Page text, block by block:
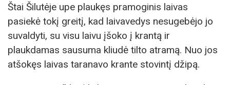
Štai Šilutėje upe plaukęs pramoginis laivas
pasiekė tokį greitį, kad laivavedys nesugebėjo jo
suvaldyti, su visu laivu įšoko į krantą ir
plaukdamas sausuma kliudė tilto atramą. Nuo jos
atšokęs laivas taranavo krante stovintį džipą.